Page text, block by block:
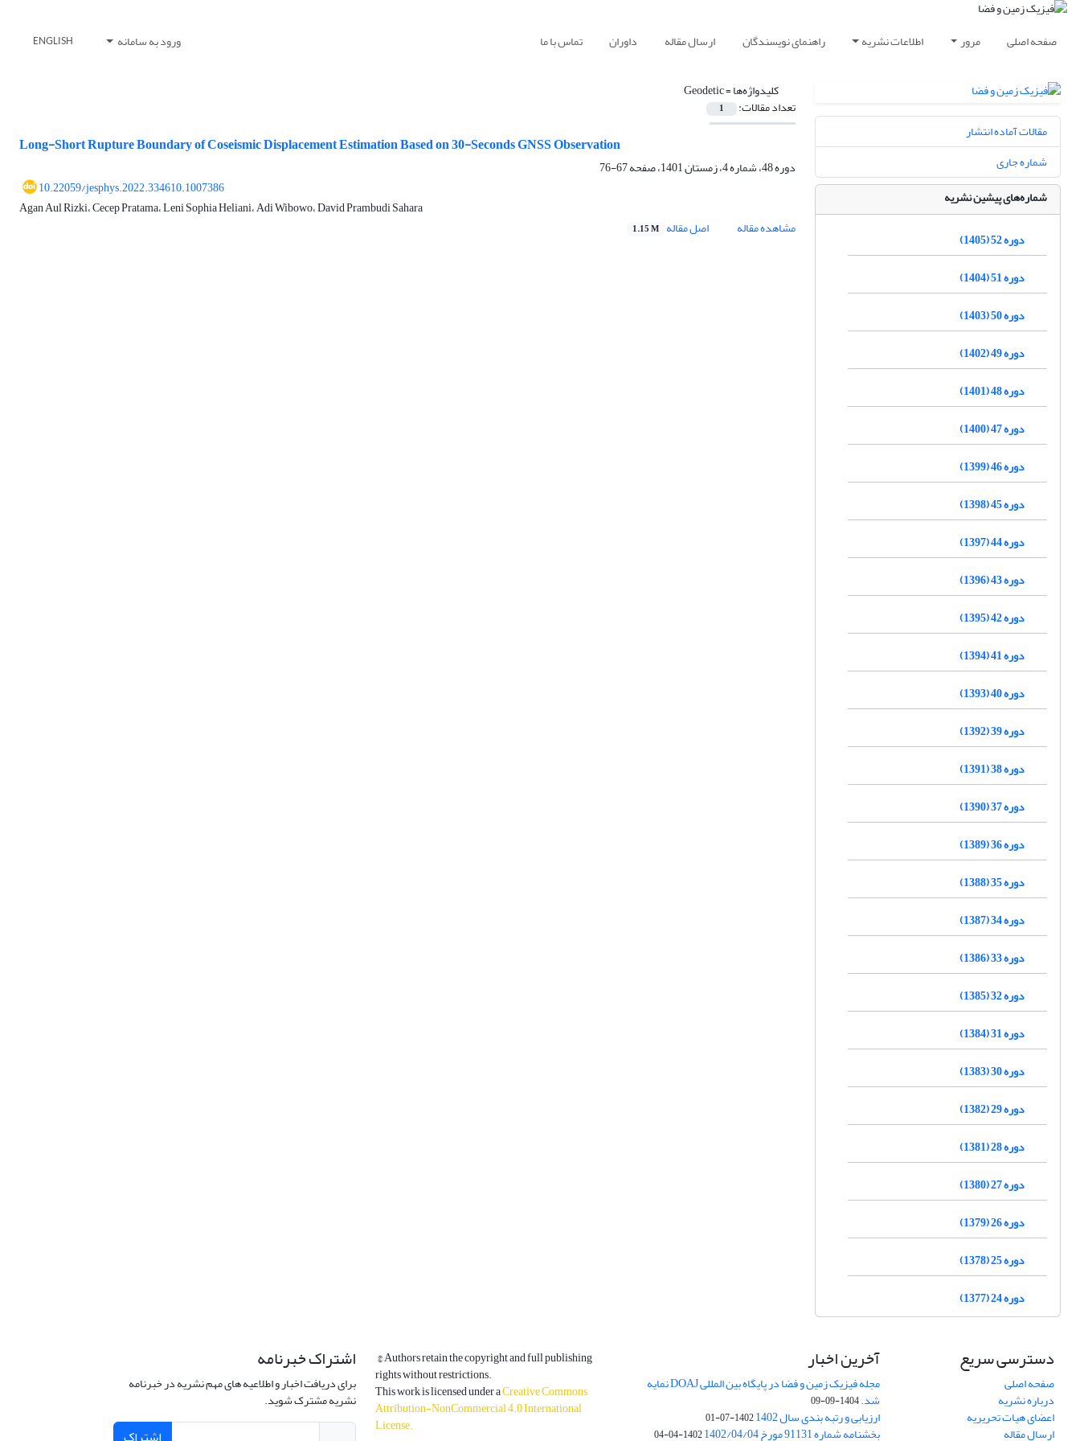
صفحه اصلی مرور اطلاعات نشریه راهنمای نویسندگان ارسال مقاله داوران تماس با ما ورود به سامانه ENGLISH
کلیدواژه‌ها =Geodetic
تعداد مقالات: 1
Long-Short Rupture Boundary of Coseismic Displacement Estimation Based on 30-Seconds GNSS Observation
دوره 48، شماره 4، زمستان 1401، صفحه
67-76
10.22059/jesphys.2022.334610.1007386
Agan Aul Rizki، Cecep Pratama، Leni Sophia Heliani، Adi Wibowo، David Prambudi Sahara
مشاهده مقاله
اصل مقاله 1.15 M
مقالات آماده انتشار
شماره جاری
شماره‌های پیشین نشریه
دوره 52 (1405)
دوره 51 (1404)
دوره 50 (1403)
دوره 49 (1402)
دوره 48 (1401)
دوره 47 (1400)
دوره 46 (1399)
دوره 45 (1398)
دوره 44 (1397)
دوره 43 (1396)
دوره 42 (1395)
دوره 41 (1394)
دوره 40 (1393)
دوره 39 (1392)
دوره 38 (1391)
دوره 37 (1390)
دوره 36 (1389)
دوره 35 (1388)
دوره 34 (1387)
دوره 33 (1386)
دوره 32 (1385)
دوره 31 (1384)
دوره 30 (1383)
دوره 29 (1382)
دوره 28 (1381)
دوره 27 (1380)
دوره 26 (1379)
دوره 25 (1378)
دوره 24 (1377)
دسترسی سریع
صفحه اصلی
درباره نشریه
اعضای هیات تحریریه
ارسال مقاله
آخرین اخبار
مجله فیزیک زمین و فضا در پایگاه بین المللی DOAJ نمایه
شد.1404-09-09
ارزیابی و رتبه بندی سال 1402 1402-07-01
بخشنامه شماره 91131 مورخ 1402/04/04 1402-04-04
© Authors retain the copyright and full publishing
rights without restrictions.
This work is licensed under aCreative Commons
Attribution-NonCommercial 4.0 International
License.
اشتراک خبرنامه
برای دریافت اخبار و اطلاعیه های مهم نشریه در خبرنامه
نشریه مشترک شوید.